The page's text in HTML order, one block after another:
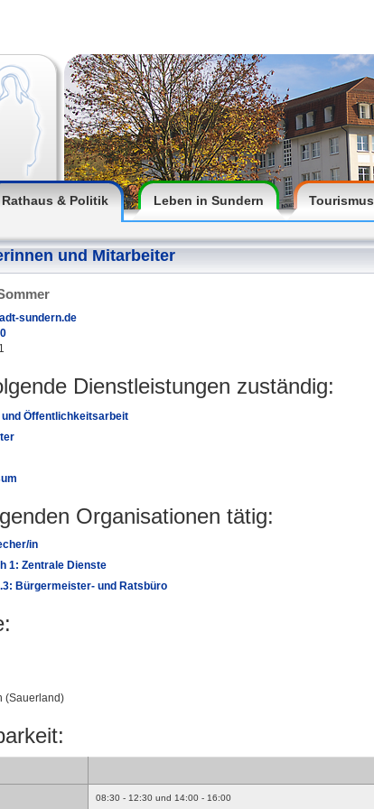
Rathaus & Politik Leben in Sundern Tourismus
und Mitarbeiter
sundern.de
Dienstleistungen zuständig:
und Öffentlichkeitsarbeit
Organisationen tätig:
in
1: Zentrale Dienste
Bürgermeister- und Ratsbüro
(Sauerland)
08:30 - 12:30 und 14:00 - 16:00